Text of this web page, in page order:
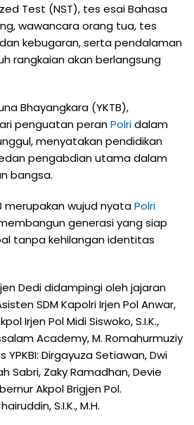
Test (NST), tes esai Bahasa
wawancara orang tua, tes
kebugaran, serta pendalaman
rangkaian akan berlangsung
Bhayangkara (YKTB),
penguatan peranPolridalam
menyatakan pendidikan
pengabdian utama dalam
bangsa.
merupakan wujud nyataPolri
generasi yang siap
tanpa kehilangan identitas
Dedi didampingi oleh jajaran
SDM Kapolri Irjen Pol Anwar,
Irjen Pol Midi Siswoko, S.I.K.,
Academy, M. Romahurmuziy
YPKBI: Dirgayuza Setiawan, Dwi
Sabri, Zaky Ramadhan, Devie
Akpol Brigjen Pol.
S.I.K., M.H.